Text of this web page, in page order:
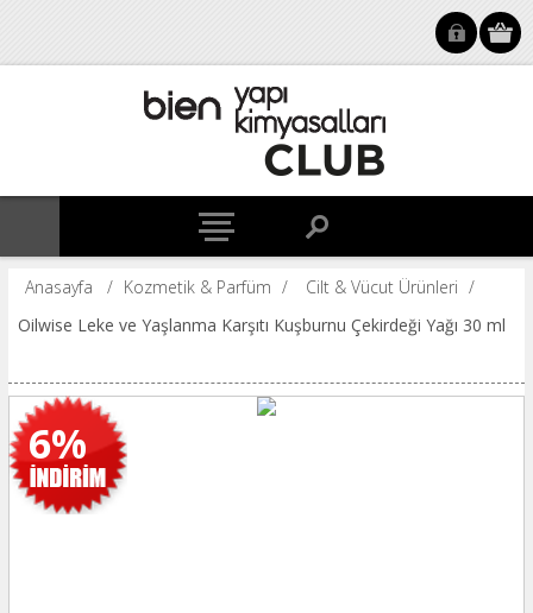
Anasayfa / Kozmetik & Parfüm / Cilt & Vücut Ürünleri /
Oilwise Leke ve Yaşlanma Karşıtı Kuşburnu Çekirdeği Yağı 30 ml
6%